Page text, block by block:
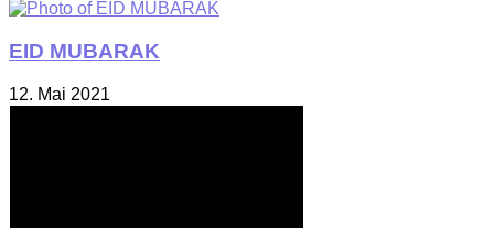
EID MUBARAK
12. Mai 2021